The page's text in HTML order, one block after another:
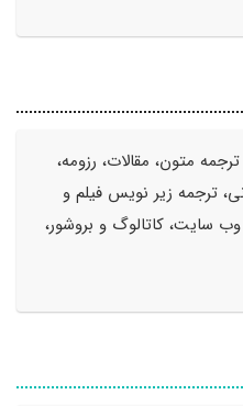
متون، مقالات، رزومه،
ترجمه زیر نویس فیلم و
سایت، کاتالوگ و بروشور،